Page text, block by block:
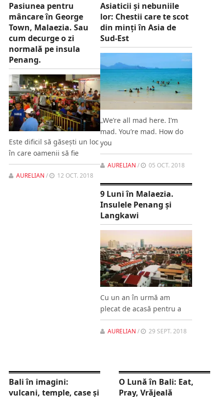
Pasiunea pentru
mâncare în George
Town, Malaezia. Sau
cum decurge o zi
normală pe insula
Penang.
Este dificil să găseşti un loc
în care oamenii să fie
AURELIAN / 12 OCT. 2018
Asiaticii şi nebuniile
lor: Chestii care te scot
din minţi în Asia de
Sud-Est
„We’re all mad here. I’m
mad. You’re mad. How do
you
AURELIAN / 05 OCT. 2018
9 Luni în Malaezia.
Insulele Penang şi
Langkawi
Cu un an în urmă am
plecat de acasă pentru a
AURELIAN / 29 SEPT. 2018
Bali în imagini:
vulcani, temple, case şi
O Lună în Bali: Eat,
Pray, Vrăjeală